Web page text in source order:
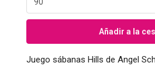
Añadir a la
Juego sábanas Hills de Angel